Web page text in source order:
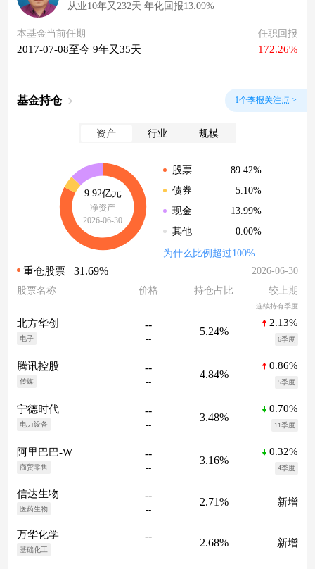
从业10年又232天 年化回报13.09%
本基金当前任期
2017-07-08至今 9年又35天
任职回报
172.26%
基金持仓 1个季报关注点 >
资产 行业 规模
9.92亿元
净资产
2026-06-30
股票
89.42%
债券
5.10%
现金
13.99%
其他
0.00%
为什么比例超过100%
重仓股票 31.69%
2026-06-30
股票名称
价格 持仓占比 较上期
连续持有季度
北方华创
电子
--
--
5.24%
2.13%
6季度
腾讯控股
传媒
--
--
4.84%
0.86%
5季度
宁德时代
电力设备
--
--
3.48%
0.70%
11季度
阿里巴巴-W
商贸零售
--
--
3.16%
0.32%
4季度
信达生物
医药生物
--
--
2.71% 新增
万华化学
基础化工
--
--
2.68% 新增